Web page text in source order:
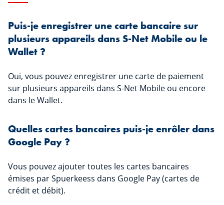
Puis-je enregistrer une carte bancaire sur
plusieurs appareils dans S-Net Mobile ou le
Wallet ?
Oui, vous pouvez enregistrer une carte de paiement
sur plusieurs appareils dans S-Net Mobile ou encore
dans le Wallet.
Quelles cartes bancaires puis-je enrôler dans
Google Pay ?
Vous pouvez ajouter toutes les cartes bancaires
émises par Spuerkeess dans Google Pay (cartes de
crédit et débit).